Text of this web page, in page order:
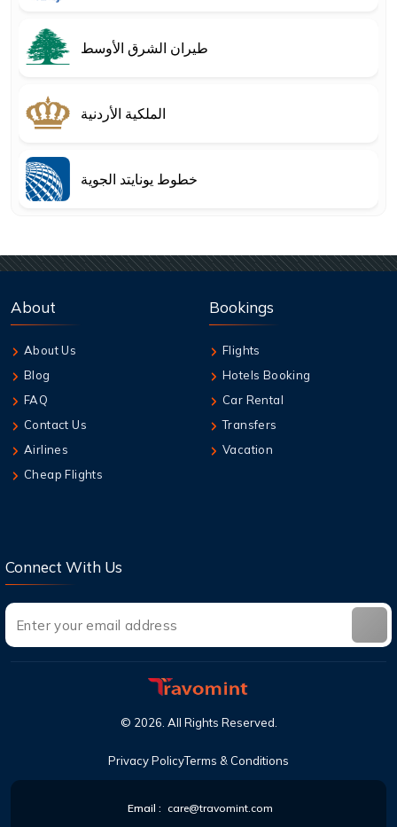
طيران الشرق الأوسط
الملكية الأردنية
خطوط يونايتد الجوية
About
About Us
Blog
FAQ
Contact Us
Airlines
Cheap Flights
Bookings
Flights
Hotels Booking
Car Rental
Transfers
Vacation
Connect With Us
© 2026. All Rights Reserved.
Privacy PolicyTerms & Conditions
Email : care@travomint.com